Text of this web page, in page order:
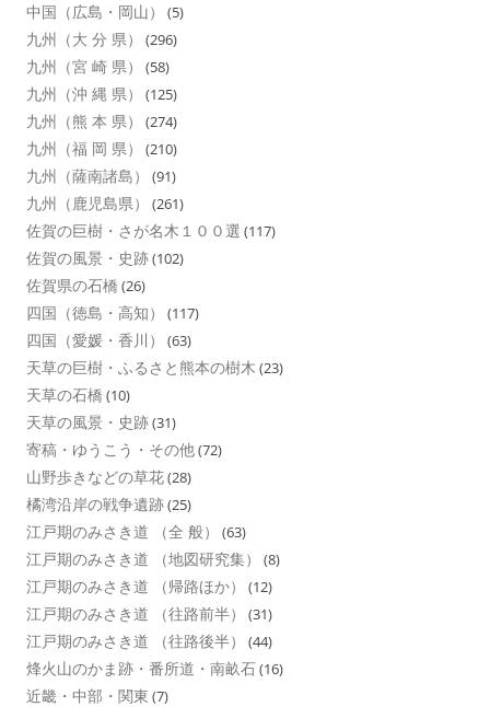
中国（広島・岡山） (5)
九州（大 分 県） (296)
九州（宮 崎 県） (58)
九州（沖 縄 県） (125)
九州（熊 本 県） (274)
九州（福 岡 県） (210)
九州（薩南諸島） (91)
九州（鹿児島県） (261)
佐賀の巨樹・さが名木１００選 (117)
佐賀の風景・史跡(102)
佐賀県の石橋 (26)
四国（徳島・高知） (117)
四国（愛媛・香川） (63)
天草の巨樹・ふるさと熊本の樹木 (23)
天草の石橋 (10)
天草の風景・史跡(31)
寄稿・ゆうこう・その他(72)
山野歩きなどの草花(28)
橘湾沿岸の戦争遺跡(25)
江戸期のみさき道 （全 般） (63)
江戸期のみさき道 （地図研究集） (8)
江戸期のみさき道 （帰路ほか） (12)
江戸期のみさき道 （往路前半） (31)
江戸期のみさき道 （往路後半） (44)
烽火山のかま跡・番所道・南畝石(16)
近畿・中部・関東 (7)